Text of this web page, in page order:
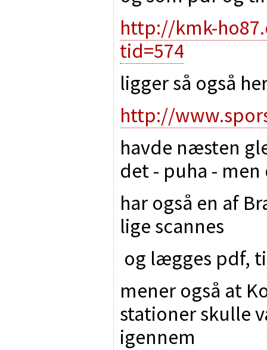
http://kmk-
tid=574
ligger så også
http://
havde næsten
det - puha -
har også en af
lige scannes
og lægges pdf,
mener også at
stationer skulle
igennem